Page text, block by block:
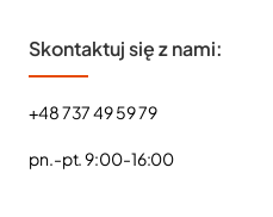
Skontaktuj się z nami:
+48 737 49 59 79
pn.-pt. 9:00-16:00